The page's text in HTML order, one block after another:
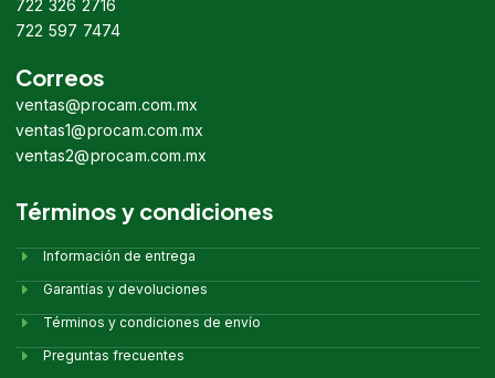
722 326 2716
722 597 7474
Correos
ventas@procam.com.mx
ventas1@procam.com.mx
ventas2@procam.com.mx
Términos y condiciones
Información de entrega
Garantías y devoluciones
Términos y condiciones de envío
Preguntas frecuentes